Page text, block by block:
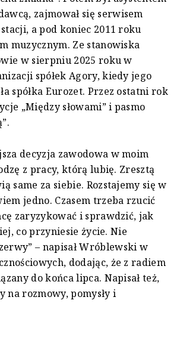
zajmował się serwisem
a pod koniec 2011 roku
muzycznym. Ze stanowiska
w sierpniu 2025 roku w
spółek Agory, kiedy jego
spółka Eurozet. Przez ostatni rok
„Między słowami” i pasmo
decyzja zawodowa w moim
z pracy, którą lubię. Zresztą
same za siebie. Rozstajemy się w
jedno. Czasem trzeba rzucić
zaryzykować i sprawdzić, jak
co przyniesie życie. Nie
– napisał Wróblewski w
dodając, że z radiem
do końca lipca. Napisał też,
na rozmowy, pomysły i